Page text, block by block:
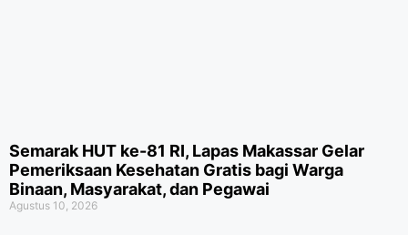
Semarak HUT ke-81 RI, Lapas Makassar Gelar
Pemeriksaan Kesehatan Gratis bagi Warga
Binaan, Masyarakat, dan Pegawai
Agustus 10, 2026